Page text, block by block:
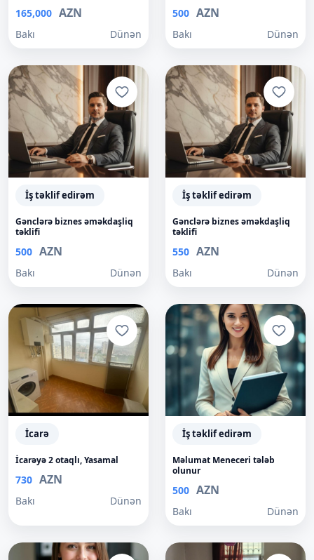
165,000 AZN
Bakı Dünən
500 AZN
Bakı Dünən
İş təklif edirəm
Gənclərə biznes əməkdaşliq
təklifi
500 AZN
Bakı Dünən
İş təklif edirəm
Gənclərə biznes əməkdaşliq
təklifi
550 AZN
Bakı Dünən
İcarə
İcarəyə 2 otaqlı, Yasamal
730 AZN
Bakı Dünən
İş təklif edirəm
Məlumat Meneceri tələb
olunur
500 AZN
Bakı Dünən